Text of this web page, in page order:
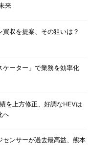
来
買収を提案、その狙いは？
ケーター」で業務を効率化
を上方修正、好調なHEVは
へ
センサーが過去最高益、熊本